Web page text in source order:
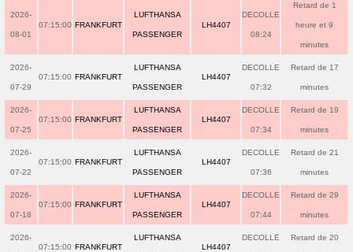
2026-
08-01
07:15:00 FRANKFURT
LUFTHANSA
PASSENGER
LH4407
DECOLLE
08:24
Retard de 1
heure et 9
minutes
2026-
07-29
07:15:00 FRANKFURT
LUFTHANSA
PASSENGER
LH4407
DECOLLE
07:32
Retard de 17
minutes
2026-
07-25
07:15:00 FRANKFURT
LUFTHANSA
PASSENGER
LH4407
DECOLLE
07:34
Retard de 19
minutes
2026-
07-22
07:15:00 FRANKFURT
LUFTHANSA
PASSENGER
LH4407
DECOLLE
07:36
Retard de 21
minutes
2026-
07-18
07:15:00 FRANKFURT
LUFTHANSA
PASSENGER
LH4407
DECOLLE
07:44
Retard de 29
minutes
2026-
07:15:00 FRANKFURT
LUFTHANSA
LH4407
DECOLLE Retard de 20